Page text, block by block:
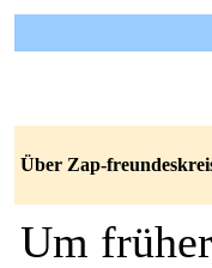
Über Zap-
Um